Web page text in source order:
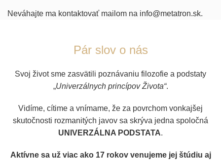
Neváhajte ma kontaktovať mailom na info@metatron.sk.
Pár slov o nás
Svoj život sme zasvätili poznávaniu filozofie a podstaty
„Univerzálnych princípov Života“.
Vidíme, cítime a vnímame, že za povrchom vonkajšej
skutočnosti rozmanitých javov sa skrýva jedna spoločná
UNIVERZÁLNA PODSTATA.
Aktívne sa už viac ako 17 rokov venujeme jej štúdiu aj